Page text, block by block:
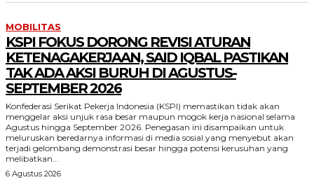
MOBILITAS
KSPI FOKUS DORONG REVISI ATURAN
KETENAGAKERJAAN, SAID IQBAL PASTIKAN
TAK ADA AKSI BURUH DI AGUSTUS-
SEPTEMBER 2026
Konfederasi Serikat Pekerja Indonesia (KSPI) memastikan tidak akan
menggelar aksi unjuk rasa besar maupun mogok kerja nasional selama
Agustus hingga September 2026. Penegasan ini disampaikan untuk
meluruskan beredarnya informasi di media sosial yang menyebut akan
terjadi gelombang demonstrasi besar hingga potensi kerusuhan yang
melibatkan...
6 Agustus 2026